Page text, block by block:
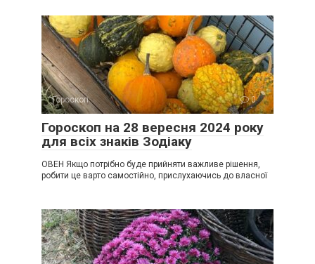
Гороскоп 0
Гороскоп на 28 вересня 2024 року
для всіх знаків Зодіаку
ОВЕН Якщо потрібно буде прийняти важливе рішення,
робити це варто самостійно, прислухаючись до власної